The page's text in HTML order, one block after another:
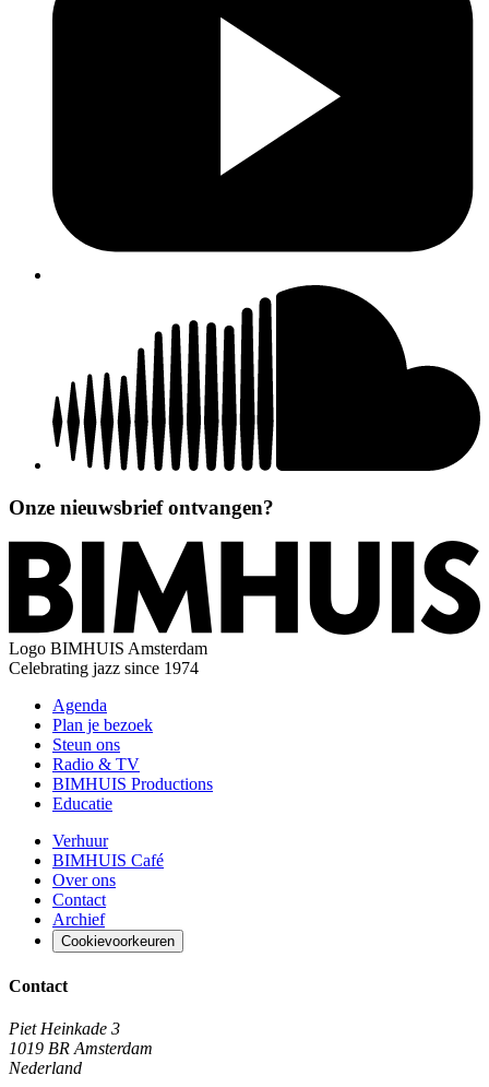
Onze nieuwsbrief ontvangen?
Logo BIMHUIS Amsterdam
Celebrating jazz since 1974
Agenda
Plan je bezoek
Steun ons
Radio & TV
BIMHUIS Productions
Educatie
Verhuur
BIMHUIS Café
Over ons
Contact
Archief
Cookievoorkeuren
Contact
Piet Heinkade 3
1019 BR Amsterdam
Nederland